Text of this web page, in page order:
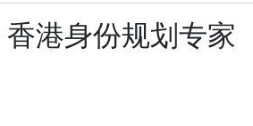
香港身份规划专家